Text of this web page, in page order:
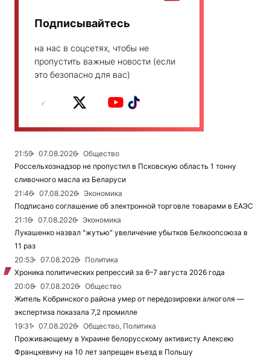
Подписывайтесь
на нас в соцсетях, чтобы не
пропустить важные новости (если
это безопасно для вас)
21:59 07.08.2026
Общество
Россельхознадзор не пропустил в Псковскую область 1 тонну
сливочного масла из Беларуси
21:46
07.08.2026
Экономика
Подписано соглашение об электронной торговле товарами в ЕАЭС
21:16
07.08.2026
Экономика
Лукашенко назвал "жутью" увеличение убытков Белкоопсоюза в
11 раз
20:53
07.08.2026
Политика
Хроника политических репрессий за 6–7 августа 2026 года
20:08
07.08.2026
Общество
Житель Кобринского района умер от передозировки алкоголя —
экспертиза показала 7,2 промилле
19:31
07.08.2026
Общество, Политика
Проживающему в Украине белорусскому активисту Алексею
Францкевичу на 10 лет запрещен въезд в Польшу